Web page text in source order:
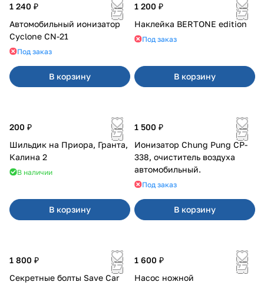
1 240 ₽
Автомобильный ионизатор
Cyclone CN-21
Под заказ
В корзину
1 200 ₽
Наклейка BERTONE edition
Под заказ
В корзину
200 ₽
Шильдик на Приора, Гранта,
Калина 2
В наличии
В корзину
1 500 ₽
Ионизатор Chung Pung CP-
338, очиститель воздуха
автомобильный.
Под заказ
В корзину
1 800 ₽
Секретные болты Save Car
1 600 ₽
Насос ножной